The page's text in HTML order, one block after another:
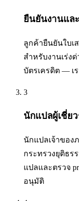
ยืนยันงานแล
ลูกค้ายืนยันใบเ
สำหรับงานเร่ง
บัตรเครดิต — เ
3
นักแปลผู้เชี่ย
นักแปลเจ้าของ
กระทรวงยุติธร
แปลและตรวจ
อนุมัติ